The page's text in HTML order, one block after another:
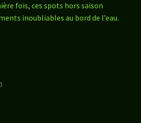
fois, ces spots hors saison
inoubliables au bord de l’eau.